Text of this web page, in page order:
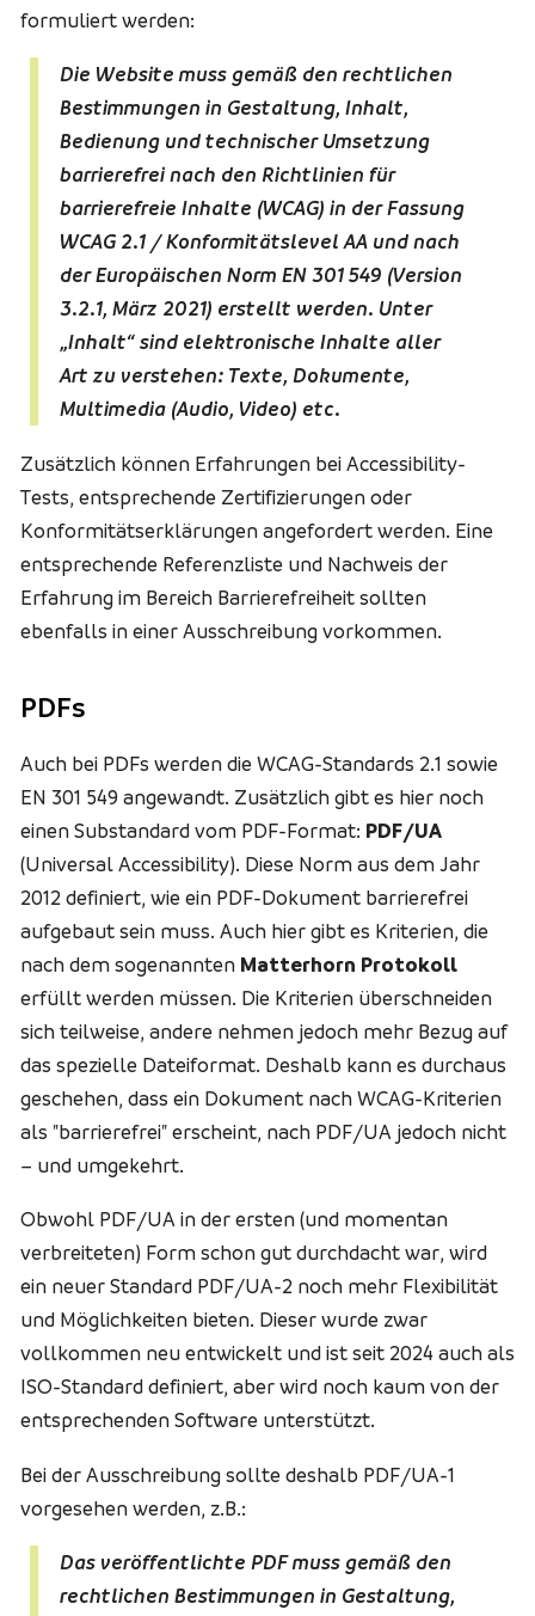
formuliert werden:
Die Website muss gemäß den rechtlichen
Bestimmungen in Gestaltung, Inhalt,
Bedienung und technischer Umsetzung
barrierefrei nach den Richtlinien für
barrierefreie Inhalte (WCAG) in der Fassung
WCAG 2.1 / Konformitätslevel AA und nach
der Europäischen Norm EN 301 549 (Version
3.2.1, März 2021) erstellt werden. Unter
„Inhalt“ sind elektronische Inhalte aller
Art zu verstehen: Texte, Dokumente,
Multimedia (Audio, Video) etc.
Zusätzlich können Erfahrungen bei Accessibility-
Tests, entsprechende Zertifizierungen oder
Konformitätserklärungen angefordert werden. Eine
entsprechende Referenzliste und Nachweis der
Erfahrung im Bereich Barrierefreiheit sollten
ebenfalls in einer Ausschreibung vorkommen.
PDFs
Auch bei PDFs werden die WCAG-Standards 2.1 sowie
EN 301 549 angewandt. Zusätzlich gibt es hier noch
einen Substandard vom PDF-Format: PDF/UA
(Universal Accessibility). Diese Norm aus dem Jahr
2012 definiert, wie ein PDF-Dokument barrierefrei
aufgebaut sein muss. Auch hier gibt es Kriterien, die
nach dem sogenanntenMatterhorn Protokoll
erfüllt werden müssen. Die Kriterien überschneiden
sich teilweise, andere nehmen jedoch mehr Bezug auf
das spezielle Dateiformat. Deshalb kann es durchaus
geschehen, dass ein Dokument nach WCAG-Kriterien
als "barrierefrei" erscheint, nach PDF/UA jedoch nicht
– und umgekehrt.
Obwohl PDF/UA in der ersten (und momentan
verbreiteten) Form schon gut durchdacht war, wird
ein neuer Standard PDF/UA-2 noch mehr Flexibilität
und Möglichkeiten bieten. Dieser wurde zwar
vollkommen neu entwickelt und ist seit 2024 auch als
ISO-Standard definiert, aber wird noch kaum von der
entsprechenden Software unterstützt.
Bei der Ausschreibung sollte deshalb PDF/UA-1
vorgesehen werden, z.B.:
Das veröffentlichte PDF muss gemäß den
rechtlichen Bestimmungen in Gestaltung,